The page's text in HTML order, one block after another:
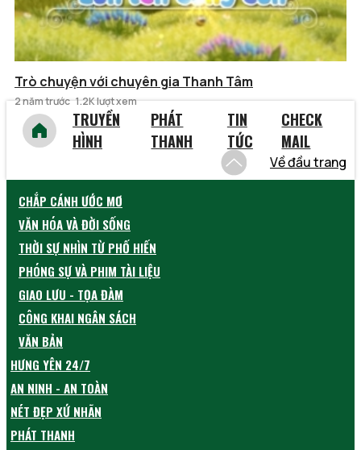
Trò chuyện với chuyên gia Thanh Tâm
2 năm trước 1.2K lượt xem
TRUYỀN
HÌNH
PHÁT
THANH
TIN
TỨC
CHECK
MAIL
Về đầu trang
CHẮP CÁNH ƯỚC MƠ
VĂN HÓA VÀ ĐỜI SỐNG
THỜI SỰ NHÌN TỪ PHỐ HIẾN
PHÓNG SỰ VÀ PHIM TÀI LIỆU
GIAO LƯU - TỌA ĐÀM
CÔNG KHAI NGÂN SÁCH
VĂN BẢN
HƯNG YÊN 24/7
AN NINH - AN TOÀN
NÉT ĐẸP XỨ NHÃN
PHÁT THANH